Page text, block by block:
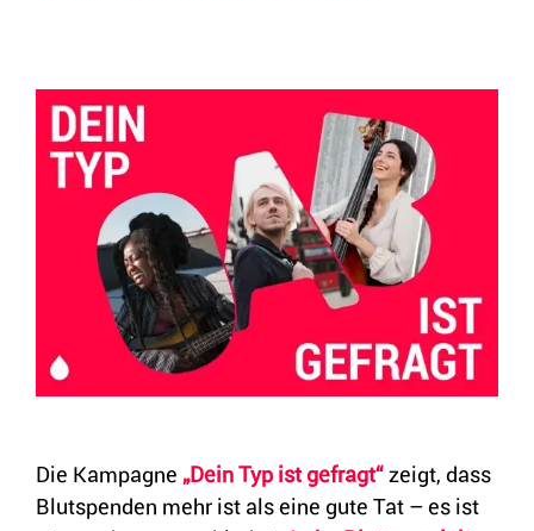
Die Kampagne „Dein Typ ist gefragt“zeigt, dass
Blutspenden mehr ist als eine gute Tat – es ist